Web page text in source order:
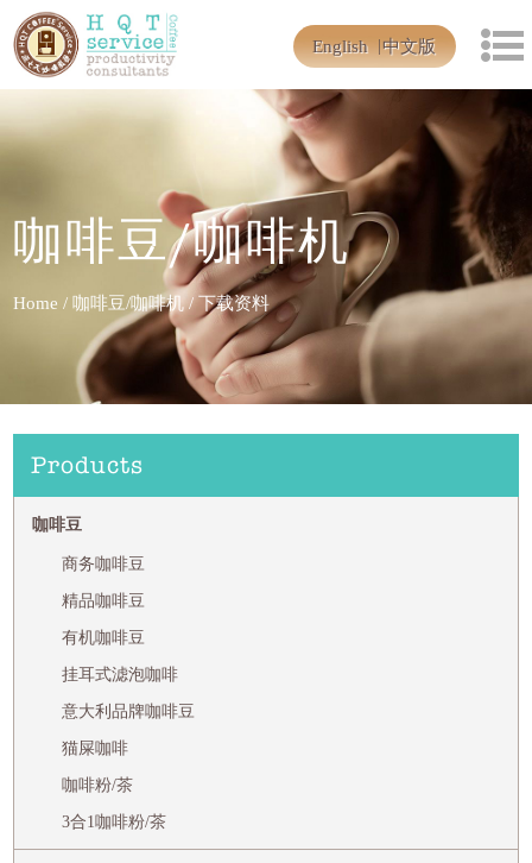
English 中文版
咖啡豆/咖啡机
Home / 咖啡豆/咖啡机/下载资料
Products
咖啡豆
商务咖啡豆
精品咖啡豆
有机咖啡豆
挂耳式滤泡咖啡
意大利品牌咖啡豆
猫屎咖啡
咖啡粉/茶
3合1咖啡粉/茶